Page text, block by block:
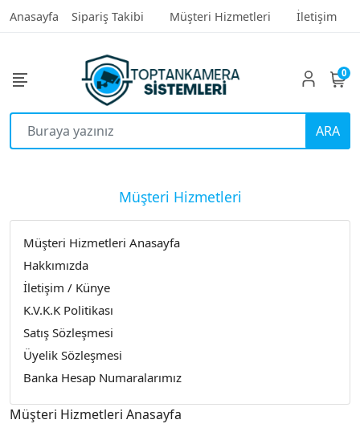
Anasayfa Sipariş Takibi Müşteri Hizmetleri İletişim
ARA
0
Müşteri Hizmetleri
Müşteri Hizmetleri Anasayfa
Hakkımızda
İletişim / Künye
K.V.K.K Politikası
Satış Sözleşmesi
Üyelik Sözleşmesi
Banka Hesap Numaralarımız
Müşteri Hizmetleri Anasayfa